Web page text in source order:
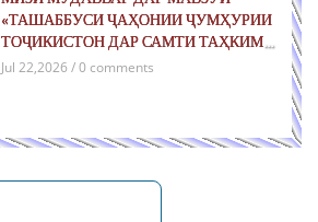
«ТАШАББУСИ ҶАҲОНИИ ҶУМҲУРИИ
ТОҶИКИСТОН ДАР САМТИ ТАҲКИМИ
СУЛҲ БАРОИ НАСЛҲОИ ОЯНДА»
Jul 22,2026 / 0 comments